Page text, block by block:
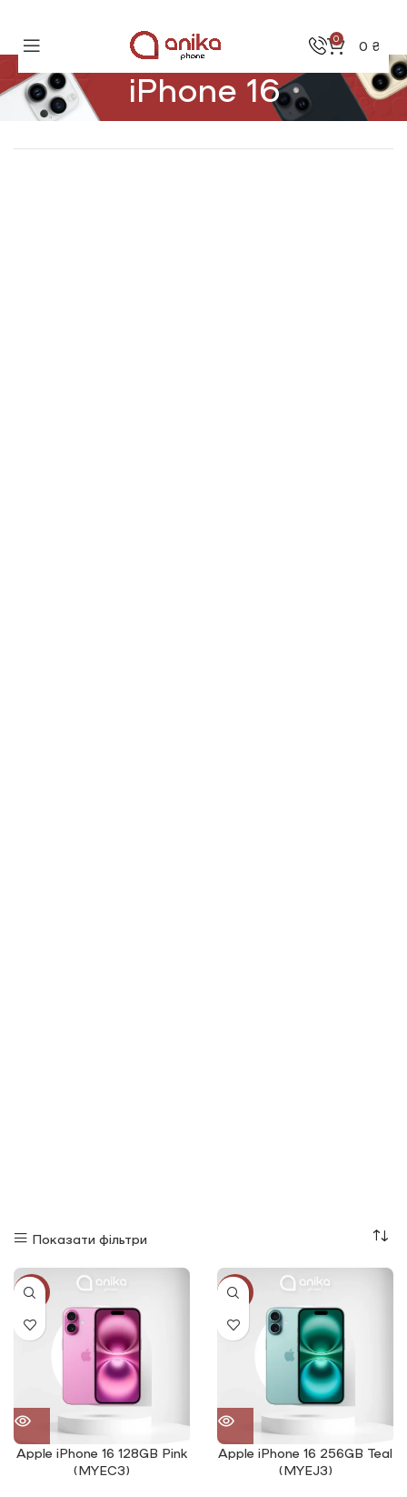
0 0 ₴
iPhone 16
Показати фільтри
-6%
Apple iPhone 16 128GB Pink
(MYEC3)
-5%
Apple iPhone 16 256GB Teal
(MYEJ3)